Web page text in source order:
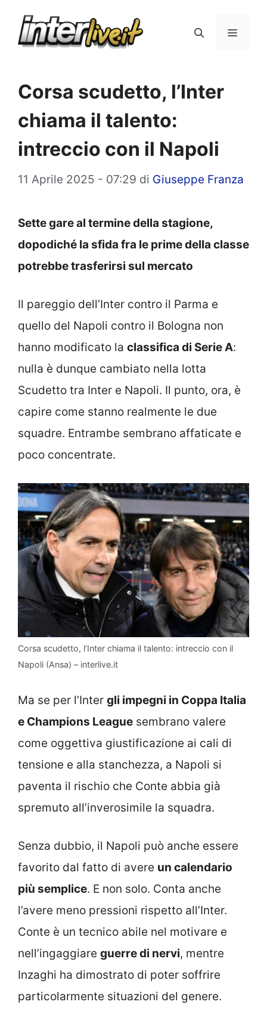
Menu
Corsa scudetto, l’Inter
chiama il talento:
intreccio con il Napoli
11 Aprile 2025 - 07:29 di Giuseppe Franza
Sette gare al termine della stagione,
dopodiché la sfida fra le prime della classe
potrebbe trasferirsi sul mercato
Il pareggio dell’Inter contro il Parma e
quello del Napoli contro il Bologna non
hanno modificato la classifica di Serie A:
nulla è dunque cambiato nella lotta
Scudetto tra Inter e Napoli. Il punto, ora, è
capire come stanno realmente le due
squadre. Entrambe sembrano affaticate e
poco concentrate.
Corsa scudetto, l’Inter chiama il talento: intreccio con il
Napoli (Ansa) – interlive.it
Ma se per l’Inter gli impegni in Coppa Italia
e Champions League sembrano valere
come oggettiva giustificazione ai cali di
tensione e alla stanchezza, a Napoli si
paventa il rischio che Conte abbia già
spremuto all’inverosimile la squadra.
Senza dubbio, il Napoli può anche essere
favorito dal fatto di avere un calendario
più semplice. E non solo. Conta anche
l’avere meno pressioni rispetto all’Inter.
Conte è un tecnico abile nel motivare e
nell’ingaggiare guerre di nervi, mentre
Inzaghi ha dimostrato di poter soffrire
particolarmente situazioni del genere.